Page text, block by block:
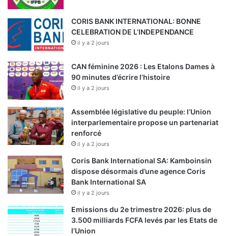
CORIS BANK INTERNATIONAL: BONNE
CELEBRATION DE L’INDEPENDANCE
il y a 2 jours
CAN féminine 2026 : Les Etalons Dames à
90 minutes d’écrire l’histoire
il y a 2 jours
Assemblée législative du peuple: l’Union
interparlementaire propose un partenariat
renforcé
il y a 2 jours
Coris Bank International SA: Kamboinsin
dispose désormais d’une agence Coris
Bank International SA
il y a 2 jours
Emissions du 2e trimestre 2026: plus de
3.500 milliards FCFA levés par les Etats de
l’Union